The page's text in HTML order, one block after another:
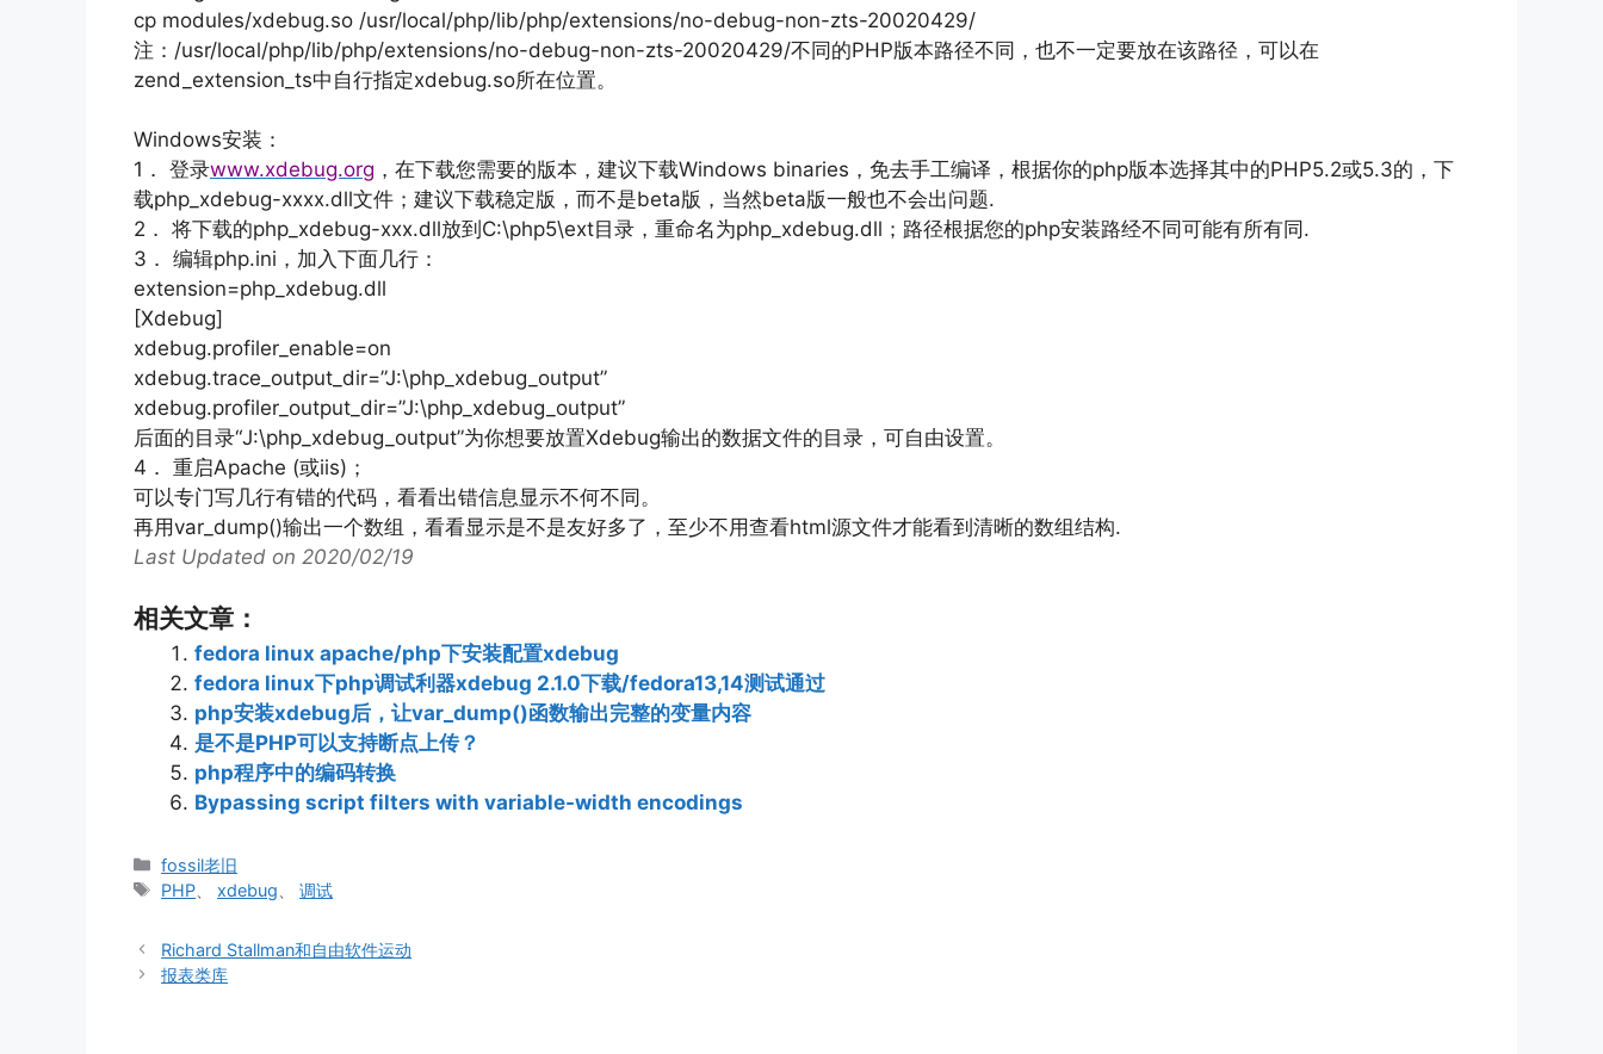
cp modules/xdebug.so /usr/local/php/lib/php/extensions/no-debug-non-zts-20020429/
注：/usr/local/php/lib/php/extensions/no-debug-non-zts-20020429/不同的PHP版本路径不同，也不一定要放在该路径，可以在
zend_extension_ts中自行指定xdebug.so所在位置。
Windows安装：
1． 登录www.xdebug.org ，在下载您需要的版本，建议下载Windows binaries，免去手工编译，根据你的php版本选择其中的PHP5.2或5.3的，下
载php_xdebug-xxxx.dll文件；建议下载稳定版，而不是beta版，当然beta版一般也不会出问题.
2． 将下载的php_xdebug-xxx.dll放到C:\php5\ext目录，重命名为php_xdebug.dll；路径根据您的php安装路经不同可能有所有同.
3． 编辑php.ini，加入下面几行：
extension=php_xdebug.dll
[Xdebug]
xdebug.profiler_enable=on
xdebug.trace_output_dir=”J:\php_xdebug_output”
xdebug.profiler_output_dir=”J:\php_xdebug_output”
后面的目录“J:\php_xdebug_output”为你想要放置Xdebug输出的数据文件的目录，可自由设置。
4． 重启Apache (或iis)；
可以专门写几行有错的代码，看看出错信息显示不何不同。
再用var_dump()输出一个数组，看看显示是不是友好多了，至少不用查看html源文件才能看到清晰的数组结构.
Last Updated on 2020/02/19
相关文章：
fedora linux apache/php下安装配置xdebug
fedora linux下php调试利器xdebug 2.1.0下载/fedora13,14测试通过
php安装xdebug后，让var_dump()函数输出完整的变量内容
是不是PHP可以支持断点上传？
php程序中的编码转换
Bypassing script filters with variable-width encodings
分
类
fossil老旧
标
PHP 、xdebug 、调试
Richard Stallman和自由软件运动
报表类库